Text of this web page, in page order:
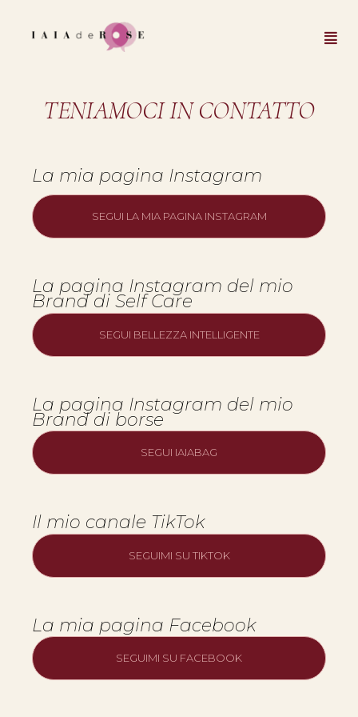
TENIAMOCI IN CONTATTO
La mia pagina Instagram
SEGUI LA MIA PAGINA INSTAGRAM
La pagina Instagram del mio
Brand di Self Care
SEGUI BELLEZZA INTELLIGENTE
La pagina Instagram del mio
Brand di borse
SEGUI IAIABAG
Il mio canale TikTok
SEGUIMI SU TIKTOK
La mia pagina Facebook
SEGUIMI SU FACEBOOK